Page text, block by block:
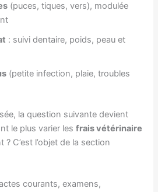
(puces, tiques, vers), modulée
: suivi dentaire, poids, peau et
(petite infection, plaie, troubles
la question suivante devient
le plus varier lesfrais vétérinaire
C’est l’objet de la section
courants, examens,